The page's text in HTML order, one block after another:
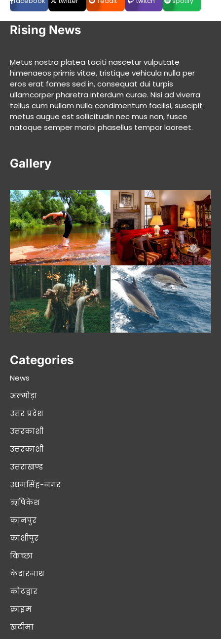
Rising News
Metus nostra platea taciti nascetur vulputate
himenaeos primis vitae, tristique vehicula nulla per
eros erat fames sed in, consequat dui turpis
ullamcorper pharetra interdum curae. Nisi ad viverra
tellus cum nullam nulla condimentum facilisi, suscipit
metus augue est sollicitudin nec mus non, fusce
natoque semper morbi phasellus tempor laoreet.
Gallery
Categories
News
अल्मोड़ा
उत्तर प्रदेश
उत्तरकाशी
उत्तरकाशी
उत्तराखण्ड
उधमसिंह-नगर
ऋषिकेश
कानपुर
काशीपुर
किच्छा
केदारनाथ
कोटद्वार
क्राइम
खटीमा